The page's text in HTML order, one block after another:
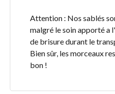
Attention : Nos sablés
malgré le soin apporté a
de brisure durant le
Bien sûr, les morceaux
bon !